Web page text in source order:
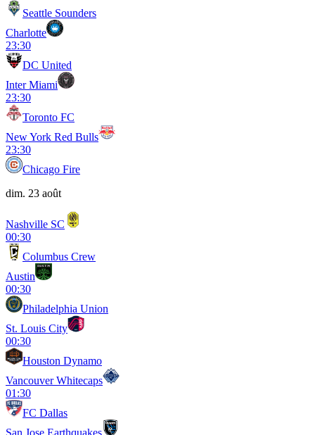
Seattle Sounders
Charlotte
23:30
DC United
Inter Miami
23:30
Toronto FC
New York Red Bulls
23:30
Chicago Fire
dim. 23 août
Nashville SC
00:30
Columbus Crew
Austin
00:30
Philadelphia Union
St. Louis City
00:30
Houston Dynamo
Vancouver Whitecaps
01:30
FC Dallas
San Jose Earthquakes